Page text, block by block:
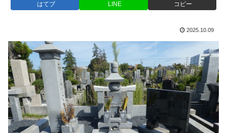
はてブ LINE コピー
2025.10.09